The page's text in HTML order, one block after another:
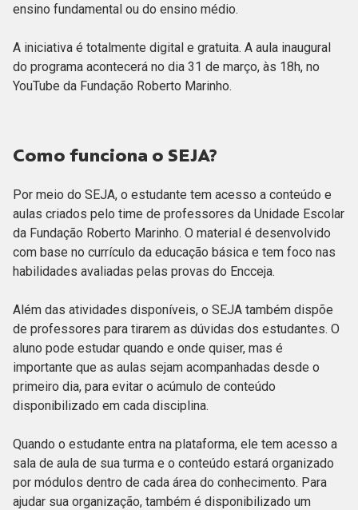
ensino fundamental ou do ensino médio.
A iniciativa é totalmente digital e gratuita. A aula inaugural
do programa acontecerá no dia 31 de março, às 18h, no
YouTube da Fundação Roberto Marinho.
Como funciona o SEJA?
Por meio do SEJA, o estudante tem acesso a conteúdo e
aulas criados pelo time de professores da Unidade Escolar
da Fundação Roberto Marinho. O material é desenvolvido
com base no currículo da educação básica e tem foco nas
habilidades avaliadas pelas provas do Encceja.
Além das atividades disponíveis, o SEJA também dispõe
de professores para tirarem as dúvidas dos estudantes. O
aluno pode estudar quando e onde quiser, mas é
importante que as aulas sejam acompanhadas desde o
primeiro dia, para evitar o acúmulo de conteúdo
disponibilizado em cada disciplina.
Quando o estudante entra na plataforma, ele tem acesso a
sala de aula de sua turma e o conteúdo estará organizado
por módulos dentro de cada área do conhecimento. Para
ajudar sua organização, também é disponibilizado um